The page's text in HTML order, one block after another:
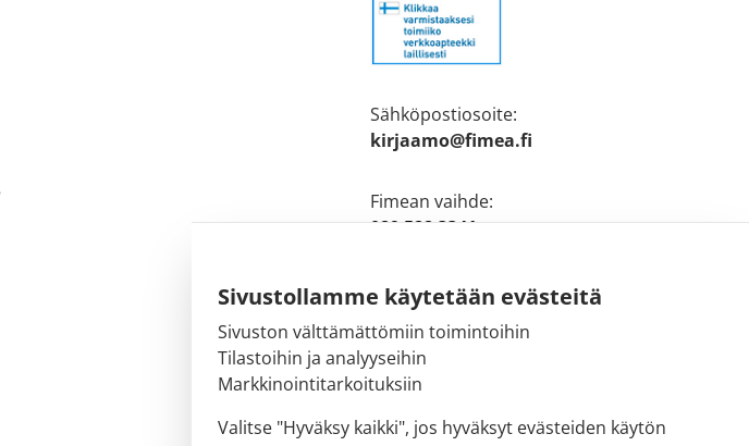
Sivustollamme käytetään evästeitä
Sivuston välttämättömiin toimintoihin
Tilastoihin ja analyyseihin
Markkinointitarkoituksiin
Valitse "Hyväksy kaikki", jos hyväksyt evästeiden käytön
Sähköpostiosoite:
kirjaamo@fimea.fi
Fimean vaihde:
029 522 3341